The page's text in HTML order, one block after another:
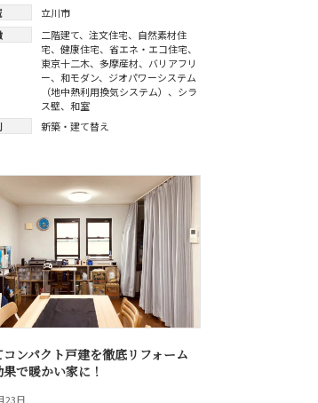
立川市
二階建て、注文住宅、 自然素材住
宅、健康住宅、省エネ・エコ住宅、
東京十二木、多摩産材、 バリアフリ
ー、和モダン、 ジオパワーシステム
（地中熱利用換気システム）、 シラ
ス壁、和室
新築・建て替え
ンパクト戸建を徹底リフォーム
で暖かい家に！
23日